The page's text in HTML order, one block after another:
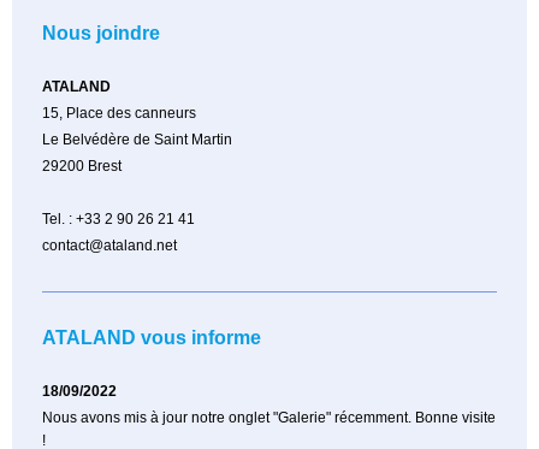
Nous joindre
ATALAND
15, Place des canneurs
Le Belvédère de Saint Martin
29200 Brest
Tel. : +33 2 90 26 21 41
contact@ataland.net
ATALAND vous informe
18/09/2022
Nous avons mis à jour notre onglet "Galerie" récemment. Bonne visite
!